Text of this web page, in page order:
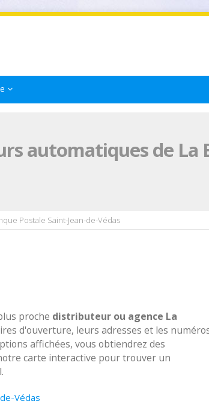
automatiques de La
Postale Saint-Jean-de-Védas
proche distributeur ou agence La
d'ouverture, leurs adresses et les
affichées, vous obtiendrez des
carte interactive pour trouver un
Védas